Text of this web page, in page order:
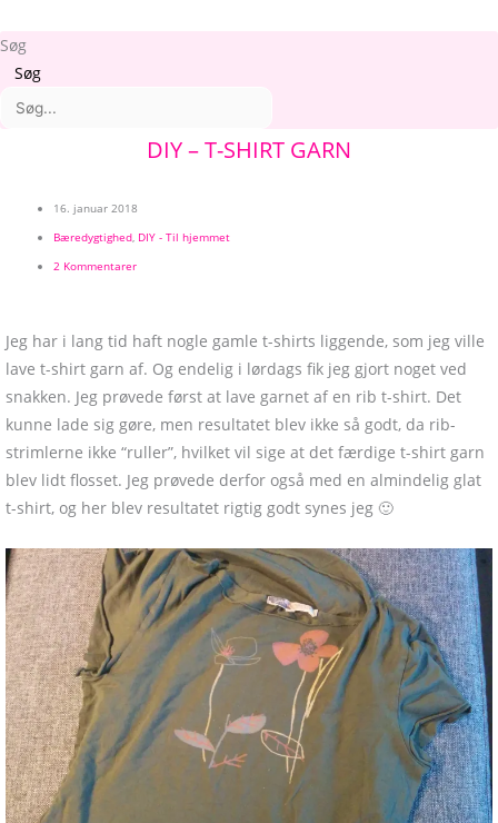
Søg
Søg
DIY – T-SHIRT GARN
16. januar 2018
Bæredygtighed, DIY - Til hjemmet
2 Kommentarer
Jeg har i lang tid haft nogle gamle t-shirts liggende, som jeg ville
lave t-shirt garn af. Og endelig i lørdags fik jeg gjort noget ved
snakken. Jeg prøvede først at lave garnet af en rib t-shirt. Det
kunne lade sig gøre, men resultatet blev ikke så godt, da rib-
strimlerne ikke “ruller”, hvilket vil sige at det færdige t-shirt garn
blev lidt flosset. Jeg prøvede derfor også med en almindelig glat
t-shirt, og her blev resultatet rigtig godt synes jeg 🙂